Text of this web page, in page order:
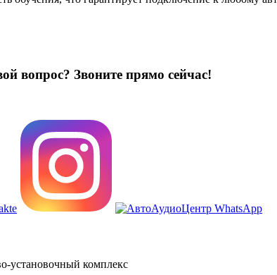
вопрос? Звоните прямо сейчас!
установочный комплекс